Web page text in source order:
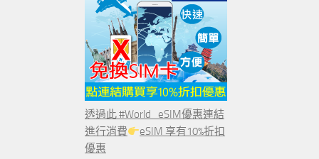
透過此 #World_eSIM優惠連結
進行消費
eSIM 享有10%折扣
優惠